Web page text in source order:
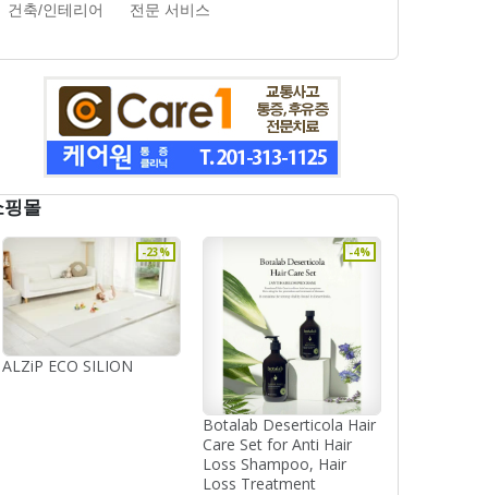
건축/인테리어
전문 서비스
핑몰
-23%
ALZiP ECO SILION
-4%
Botalab Deserticola Hair
Care Set for Anti Hair
Loss Shampoo, Hair
Loss Treatment